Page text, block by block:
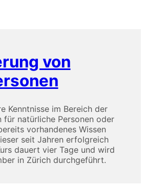
von
Kenntnisse im Bereich der
für natürliche Personen oder
vorhandenes Wissen
seit Jahren erfolgreich
dauert vier Tage und wird
in Zürich durchgeführt.